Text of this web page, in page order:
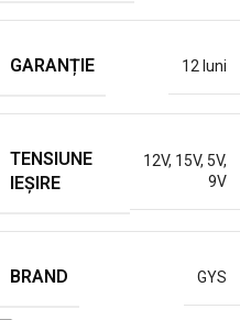
GARANȚIE 12 luni
TENSIUNE
IEȘIRE
12V, 15V, 5V,
9V
BRAND GYS